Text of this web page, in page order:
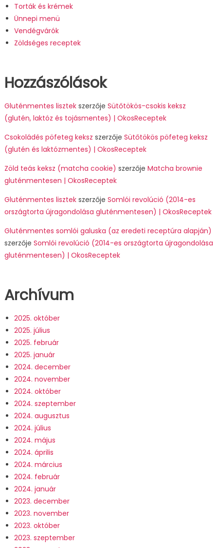
Torták és krémek
Ünnepi menü
Vendégvárók
Zöldséges receptek
Hozzászólások
Gluténmentes lisztekszerzője Sütőtökös-csokis keksz
(glutén, laktóz és tojásmentes) | OkosReceptek
Csokoládés pöfeteg keksz szerzője Sütőtökös pöfeteg keksz
(glutén és laktózmentes) | OkosReceptek
Zöld teás keksz (matcha cookie) szerzője Matcha brownie
gluténmentesen | OkosReceptek
Gluténmentes lisztekszerzője Somlói revolúció (2014-es
országtorta újragondolása gluténmentesen) | OkosReceptek
Gluténmentes somlói galuska (az eredeti receptúra alapján)
szerzője Somlói revolúció (2014-es országtorta újragondolása
gluténmentesen) | OkosReceptek
Archívum
2025. október
2025. július
2025. február
2025. január
2024. december
2024. november
2024. október
2024. szeptember
2024. augusztus
2024. július
2024. május
2024. április
2024. március
2024. február
2024. január
2023. december
2023. november
2023. október
2023. szeptember